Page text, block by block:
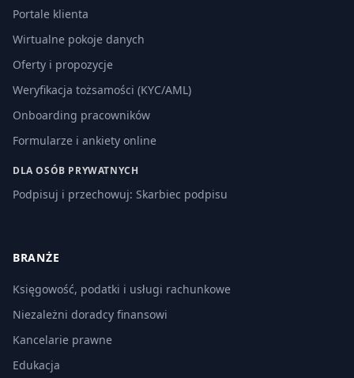
Portale klienta
Wirtualne pokoje danych
Oferty i propozycje
Weryfikacja tożsamości (KYC/AML)
Onboarding pracowników
Formularze i ankiety online
DLA OSÓB PRYWATNYCH
Podpisuj i przechowuj: Skarbiec podpisu
BRANŻE
Księgowość, podatki i usługi rachunkowe
Niezależni doradcy finansowi
Kancelarie prawne
Edukacja